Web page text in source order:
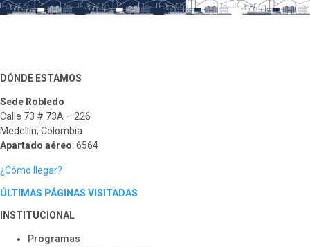
DÓNDE ESTAMOS
Sede Robledo
Calle 73 # 73A – 226
Medellín, Colombia
Apartado aéreo: 6564
¿Cómo llegar?
ÚLTIMAS PÁGINAS VISITADAS
INSTITUCIONAL
Programas